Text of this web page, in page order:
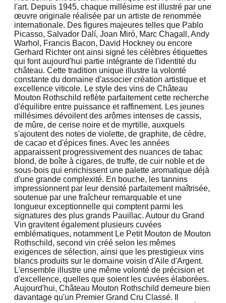
l'art. Depuis 1945, chaque millésime est illustré par une
œuvre originale réalisée par un artiste de renommée
internationale. Des figures majeures telles que Pablo
Picasso, Salvador Dalí, Joan Miró, Marc Chagall, Andy
Warhol, Francis Bacon, David Hockney ou encore
Gerhard Richter ont ainsi signé les célèbres étiquettes
qui font aujourd'hui partie intégrante de l'identité du
château. Cette tradition unique illustre la volonté
constante du domaine d'associer création artistique et
excellence viticole. Le style des vins de Château
Mouton Rothschild reflète parfaitement cette recherche
d'équilibre entre puissance et raffinement. Les jeunes
millésimes dévoilent des arômes intenses de cassis,
de mûre, de cerise noire et de myrtille, auxquels
s'ajoutent des notes de violette, de graphite, de cèdre,
de cacao et d'épices fines. Avec les années
apparaissent progressivement des nuances de tabac
blond, de boîte à cigares, de truffe, de cuir noble et de
sous-bois qui enrichissent une palette aromatique déjà
d'une grande complexité. En bouche, les tannins
impressionnent par leur densité parfaitement maîtrisée,
soutenue par une fraîcheur remarquable et une
longueur exceptionnelle qui comptent parmi les
signatures des plus grands Pauillac. Autour du Grand
Vin gravitent également plusieurs cuvées
emblématiques, notamment Le Petit Mouton de Mouton
Rothschild, second vin créé selon les mêmes
exigences de sélection, ainsi que les prestigieux vins
blancs produits sur le domaine voisin d'Aile d'Argent.
L'ensemble illustre une même volonté de précision et
d'excellence, quelles que soient les cuvées élaborées.
Aujourd'hui, Château Mouton Rothschild demeure bien
davantage qu'un Premier Grand Cru Classé. Il